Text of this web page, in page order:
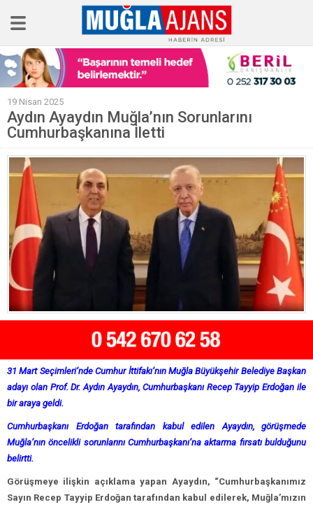
Ana Sayfa
Tüm Haberler
Köşe Yazıları
Sağlık
Magazin
Künye
19 Nisan 2025
Aydın Ayaydın Muğla’nın Sorunlarını
Cumhurbaşkanına İletti
31 Mart Seçimleri’nde Cumhur İttifakı’nın Muğla Büyükşehir Belediye Başkan
adayı olan Prof. Dr. Aydın Ayaydın, Cumhurbaşkanı Recep Tayyip Erdoğan ile
bir araya geldi.
Cumhurbaşkanı Erdoğan tarafından kabul edilen Ayaydın, görüşmede
Muğla’nın öncelikli sorunlarını Cumhurbaşkanı’na aktarma fırsatı bulduğunu
belirtti.
Görüşmeye ilişkin açıklama yapan Ayaydın, “Cumhurbaşkanımız
Sayın Recep Tayyip Erdoğan tarafından kabul edilerek, Muğla’mızın